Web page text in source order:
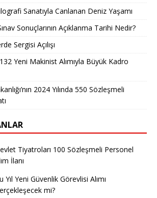
Sanatıyla Canlanan Deniz Yaşamı
Sonuçlarının Açıklanma Tarihi Nedir?
Sergisi Açılışı
Yeni Makinist Alımıyla Büyük Kadro
2024 Yılında 550 Sözleşmeli
Tiyatroları 100 Sözleşmeli Personel
İlanı
Yıl Yeni Güvenlik Görevlisi Alımı
mi?